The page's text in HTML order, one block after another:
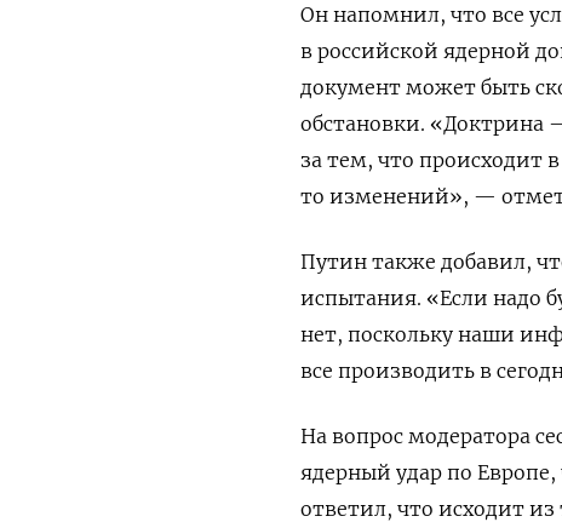
Он напомнил, что все
в российской ядерной
документ может быть
обстановки. «Доктрина
за тем, что происходит
то изменений», —
Путин также добавил,
испытания. «Если надо
нет, поскольку наши
все производить в
На вопрос модератора
ядерный удар по
ответил, что исходит из